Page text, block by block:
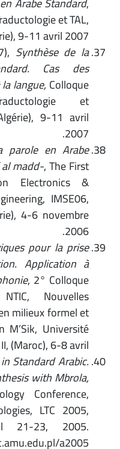
et TAL,
9-11 avril 2007.
Synthèse de la
Cas des
la langue,Colloque
et
9-11 avril
2007.
parole en Arabe
al madd-, The First
Electronics &
IMSE06,
4-6 novembre
2006.
pour la prise
Application à
, 2° Colloque
Nouvelles
milieux formel et
M’Sik, Université
II, (Maroc), 6-8 avril
in Standard Arabic.
with Mbrola,
Conference,
LTC 2005,
21-23, 2005.
a2005/